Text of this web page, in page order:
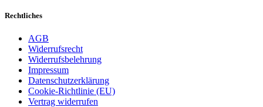
Rechtliches
AGB
Widerrufsrecht
Widerrufsbelehrung
Impressum
Datenschutzerklärung
Cookie-Richtlinie (EU)
Vertrag widerrufen